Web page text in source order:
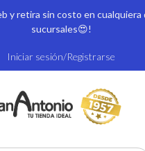
y retira sin costo en
sucursales😍!
Iniciar sesión/Registrarse